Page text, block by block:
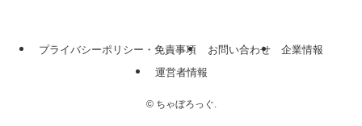
プライバシーポリシー・免責事項 お問い合わせ
企業情報
運営者情報
©ちゃぼろっぐ.